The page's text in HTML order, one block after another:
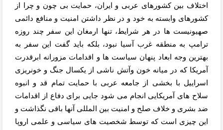
اختلاف بین کشورهای عربی و ایران، حمایت بی چون و چرا از
کشورهای وابسته به خود و در نظر داشتن امنیت و منافع دائمی
صهیونیست ها در
هر شرایط، تنها ارمغان این سفر چند روزه
ترامپ به منطقه غرب آسیا نبود، بلکه باید گفت این سفر به
بهترین وجه ابعاد پنهان سیاست ها و اقدامات مزورانه ابرقدرت
آمریکا که در میانه خون وآتش ناشی از یکسال جنگ و خونریزی
اسراییل با بخشی از جامعه عربی با حمایت تمام قد و انبوه
سلاح های آمریکایی انجام می شود جایی برای دفاع از اقدامات
ضد بشری و خلاف صلح و امنیت بین المللی آنها باقی نگذاشت و
این چیزی است که توسط شخصیت های سیاسی و علمی اروپا